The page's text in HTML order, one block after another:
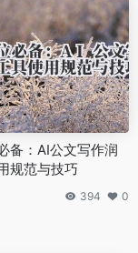
备：AI公文写作润
规范与技巧
394 0